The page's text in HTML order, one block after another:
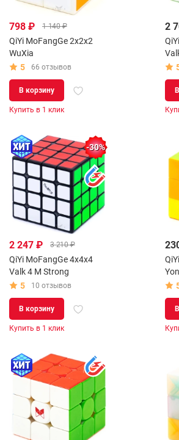
798 ₽ 1 140 ₽
QiYi MoFangGe 2x2x2
WuXia
5
66 отзывов
В корзину
Купить в 1 клик
2
-30%
2 247 ₽ 3 210 ₽
QiYi MoFangGe 4x4x4
Valk 4 M Strong
5
10 отзывов
В корзину
Купить в 1 клик